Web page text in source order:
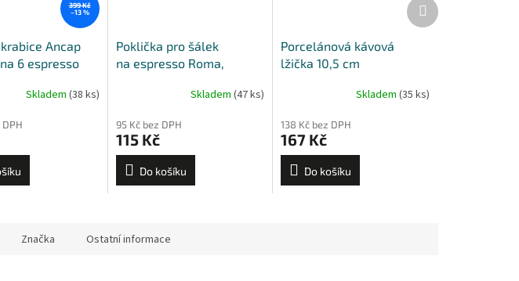
399 Kč
–13 %
Ancap
6 espresso
Skladem (38 ks)
Poklička pro šálek
na espresso Roma,
Skladem(47 ks)
95 Kč bez DPH
115 Kč
Do košíku
Porcelánová kávová
lžička 10,5 cm
Skladem (35 ks)
138 Kč bez DPH
167 Kč
Do košíku
produkt
Značka Ostatní informace